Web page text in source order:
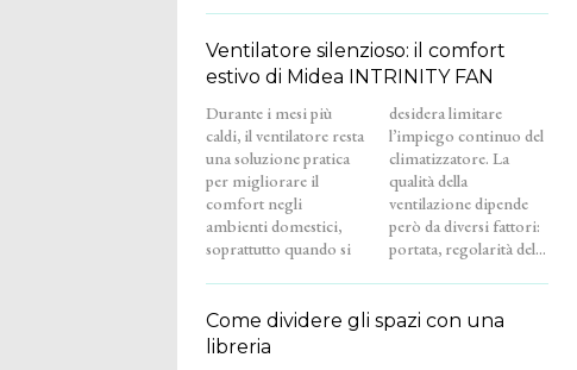
Ventilatore silenzioso: il comfort
estivo di Midea INTRINITY FAN
Durante i mesi più
caldi, il ventilatore resta
una soluzione pratica
per migliorare il
comfort negli
ambienti domestici,
soprattutto quando si
desidera limitare
l’impiego continuo del
climatizzatore. La
qualità della
ventilazione dipende
però da diversi fattori:
portata, regolarità del...
Come dividere gli spazi con una
libreria